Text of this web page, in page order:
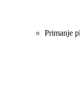
Primanje